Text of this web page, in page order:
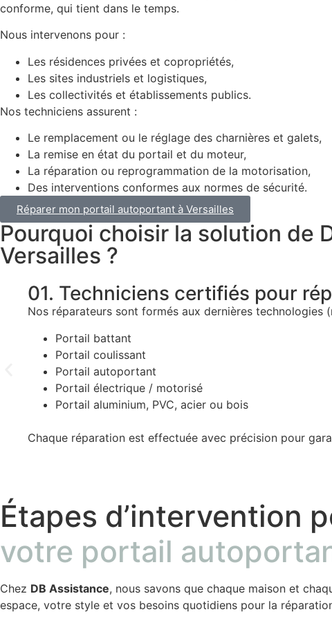
conforme, qui tient dans le temps.
Nous intervenons pour :
Les résidences privées et copropriétés,
Les sites industriels et logistiques,
Les collectivités et établissements publics.
Nos techniciens assurent :
Le remplacement ou le réglage des charnières et galets,
La remise en état du portail et du moteur,
La réparation ou reprogrammation de la motorisation,
Des interventions conformes aux normes de sécurité.
Réparer mon portail autoportant à Versailles
Pourquoi choisir la solution de
Versailles ?
01. Techniciens certifiés pour
Nos réparateurs sont formés aux dernières
Portail battant
Portail coulissant
Portail autoportant
Portail électrique / motorisé
Portail aluminium, PVC, acier ou bois
Chaque réparation est effectuée avec précision pour
Étapes d’intervention
votre portail
Chez DB Assistance, nous savons que chaque maison et
espace, votre style et vos besoins quotidiens pour la